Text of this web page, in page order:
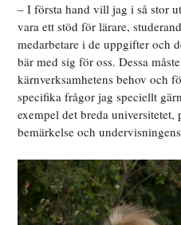
– I första hand vill jag i så stor
vara ett stöd för lärare,
medarbetare i de uppgifter och
bär med sig för oss. Dessa
kärnverksamhetens behov och
specifika frågor jag speciellt
exempel det breda
bemärkelse och